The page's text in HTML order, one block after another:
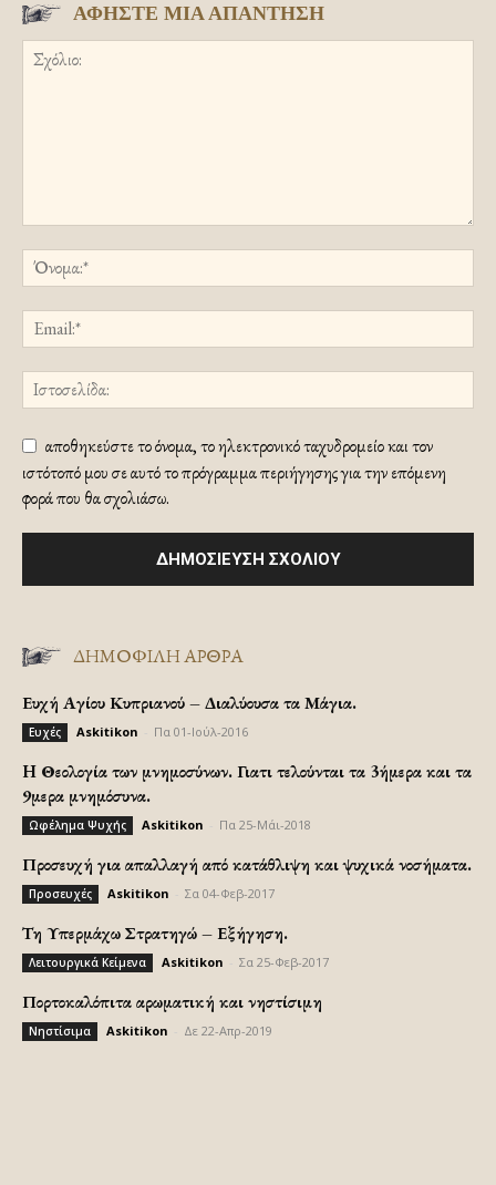
ΑΦΗΣΤΕ ΜΙΑ ΑΠΑΝΤΗΣΗ
αποθηκεύστε το όνομα, το ηλεκτρονικό ταχυδρομείο και τον
ιστότοπό μου σε αυτό το πρόγραμμα περιήγησης για την επόμενη
φορά που θα σχολιάσω.
ΔΗΜΟΦΙΛΗ ΑΡΘΡΑ
Ευχή Αγίου Κυπριανού – Διαλύουσα τα Μάγια.
Ευχές Askitikon Πα 01-Ιούλ-2016
H Θεολογία των μνημοσύνων. Γιατι τελούνται τα 3ήμερα και τα
9μερα μνημόσυνα.
Ωφέλημα Ψυχής Askitikon Πα 25-Μάι-2018
Προσευχή για απαλλαγή από κατάθλιψη και ψυχικά νοσήματα.
Προσευχές Askitikon Σα 04-Φεβ-2017
Τη Υπερμάχω Στρατηγώ – Εξήγηση.
Λειτουργικά Κείμενα Askitikon Σα 25-Φεβ-2017
Πορτοκαλόπιτα αρωματική και νηστίσιμη
Νηστίσιμα Askitikon Δε 22-Απρ-2019